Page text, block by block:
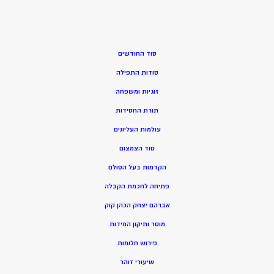
סוד החודשים
סודות התפילה
זוגיות ומשפחה
תורת החסידות
עולמות העליונים
סוד הצמצום
הקדמות בעל הסולם
פתיחה לחכמת הקבלה
אברהם יצחק הכהן קוק
מוסר ותיקון המידות
פירוש חלומות
שיעורי זוהר